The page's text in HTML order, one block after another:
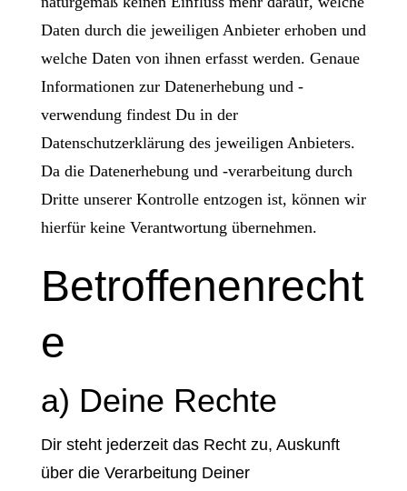
Daten durch die jeweiligen Anbieter erhoben und
welche Daten von ihnen erfasst werden. Genaue
Informationen zur Datenerhebung und -
verwendung findest Du in der
Datenschutzerklärung des jeweiligen Anbieters.
Da die Datenerhebung und -verarbeitung durch
Dritte unserer Kontrolle entzogen ist, können wir
hierfür keine Verantwortung übernehmen.
Betroffenenrecht
e
a) Deine Rechte
Dir steht jederzeit das Recht zu, Auskunft
über die Verarbeitung Deiner